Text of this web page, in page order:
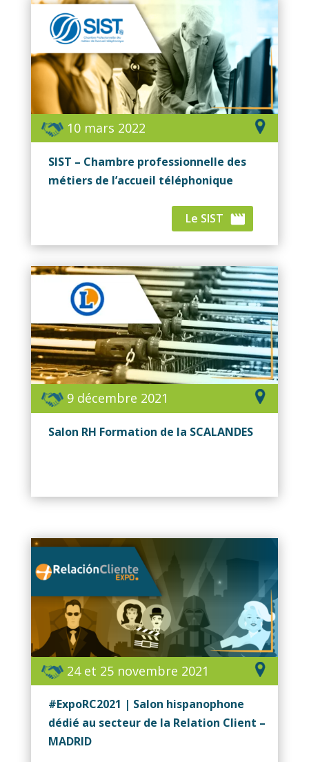
10 mars 2022
SIST – Chambre professionnelle des
métiers de l’accueil téléphonique
Le SIST
9 décembre 2021
Salon RH Formation de la SCALANDES
24 et 25 novembre 2021
#ExpoRC2021 | Salon hispanophone
dédié au secteur de la Relation Client –
MADRID